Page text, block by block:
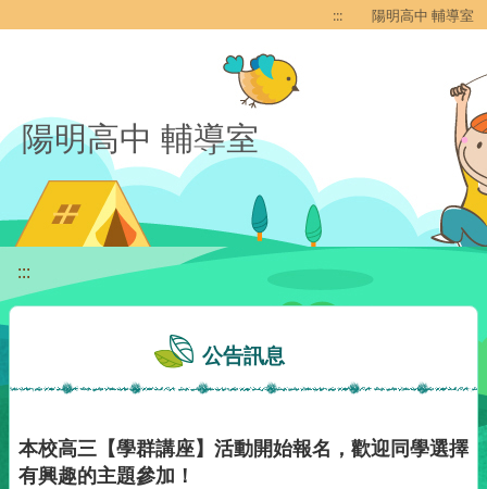
::: 陽明高中 輔導室
陽明高中 輔導室
:::
公告訊息
本校高三【學群講座】活動開始報名，歡迎同學選擇
有興趣的主題參加！